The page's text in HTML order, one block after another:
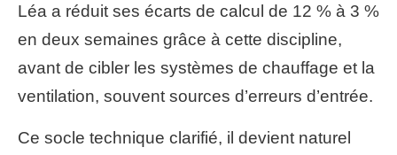
Léa a réduit ses écarts de calcul de 12 % à 3 %
en deux semaines grâce à cette discipline,
avant de cibler les systèmes de chauffage et la
ventilation, souvent sources d’erreurs d’entrée.
Ce socle technique clarifié, il devient naturel